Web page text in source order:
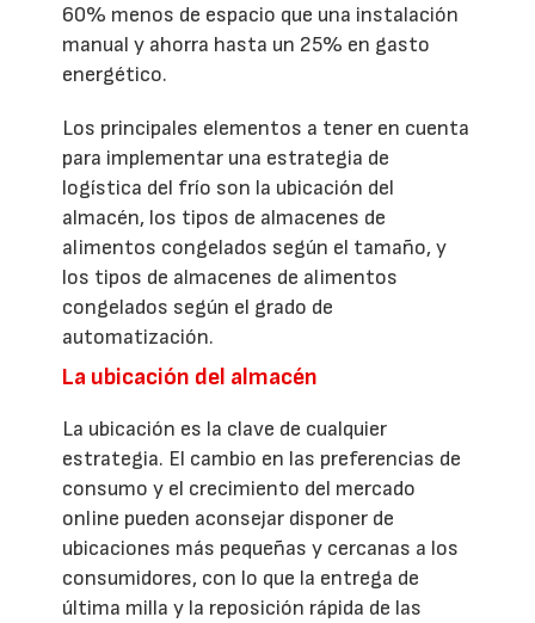
60% menos de espacio que una instalación
manual y ahorra hasta un 25% en gasto
energético.
Los principales elementos a tener en cuenta
para implementar una estrategia de
logística del frío son la ubicación del
almacén, los tipos de almacenes de
alimentos congelados según el tamaño, y
los tipos de almacenes de alimentos
congelados según el grado de
automatización.
La ubicación del almacén
La ubicación es la clave de cualquier
estrategia. El cambio en las preferencias de
consumo y el crecimiento del mercado
online pueden aconsejar disponer de
ubicaciones más pequeñas y cercanas a los
consumidores, con lo que la entrega de
última milla y la reposición rápida de las